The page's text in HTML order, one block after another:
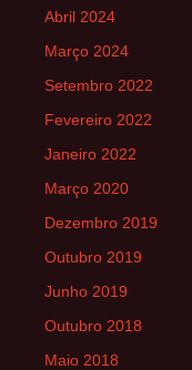
Abril 2024
Março 2024
Setembro 2022
Fevereiro 2022
Janeiro 2022
Março 2020
Dezembro 2019
Outubro 2019
Junho 2019
Outubro 2018
Maio 2018